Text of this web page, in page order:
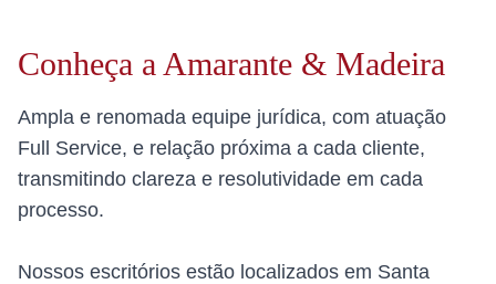
Conheça a Amarante & Madeira
Ampla e renomada equipe jurídica, com atuação
Full Service, e relação próxima a cada cliente,
transmitindo clareza e resolutividade em cada
processo.
Nossos escritórios estão localizados em Santa